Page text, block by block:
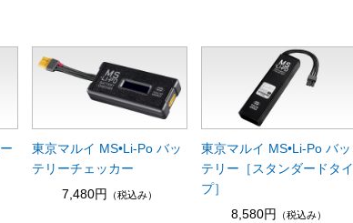
東京マルイ MS•Li-Po バッ
テリーチェッカー
7,480円
（税込み）
東京マルイ MS•Li-Po バッ
テリー［スタンダードタイ
プ］
8,580円
（税込み）